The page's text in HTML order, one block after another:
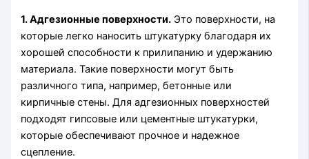
1. Адгезионные поверхности. Это поверхности, на
которые легко наносить штукатурку благодаря их
хорошей способности к прилипанию и удержанию
материала. Такие поверхности могут быть
различного типа, например, бетонные или
кирпичные стены. Для адгезионных поверхностей
подходят гипсовые или цементные штукатурки,
которые обеспечивают прочное и надежное
сцепление.